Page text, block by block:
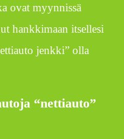
ovat myynnissä
hankkimaan itsellesi
jenkki” olla
“nettiauto”